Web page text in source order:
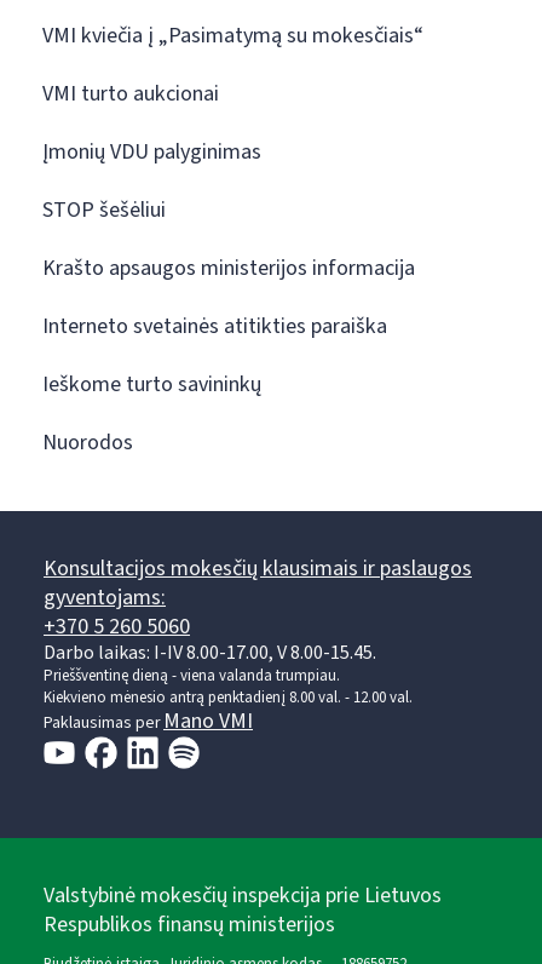
VMI kviečia į „Pasimatymą su mokesčiais“
VMI turto aukcionai
Įmonių VDU palyginimas
STOP šešėliui
Krašto apsaugos ministerijos informacija
Interneto svetainės atitikties paraiška
Ieškome turto savininkų
Nuorodos
Konsultacijos mokesčių klausimais ir paslaugos
gyventojams:
+370 5 260 5060
Darbo laikas: I-IV 8.00-17.00, V 8.00-15.45.
Prieššventinę dieną - viena valanda trumpiau.
Kiekvieno mėnesio antrą penktadienį 8.00 val. - 12.00 val.
Paklausimas perMano VMI
Valstybinė mokesčių inspekcija prie Lietuvos
Respublikos finansų ministerijos